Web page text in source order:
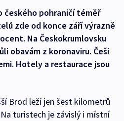
českého pohraničí téměř
zde od konce září výrazně
Na Českokrumlovsku
obavám z koronaviru. Češi
Hotely a restaurace jsou
Brod leží jen šest kilometrů
turistech je závislý i místní